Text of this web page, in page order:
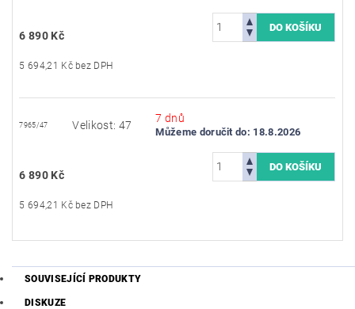
6 890 Kč
5 694,21 Kč bez DPH
7965/47 Velikost: 47
7 dnů
Můžeme doručit do: 18.8.2026
6 890 Kč
5 694,21 Kč bez DPH
SOUVISEJÍCÍ PRODUKTY
DISKUZE